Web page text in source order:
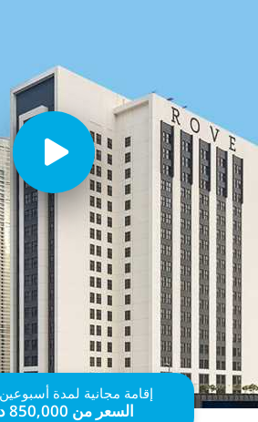
إقامة مجانية لمدة
السعر من 850,000 درهم